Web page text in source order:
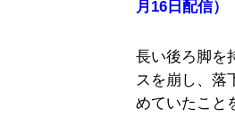
月16日配信）
長い後ろ脚を
スを崩し、落
めていたこと